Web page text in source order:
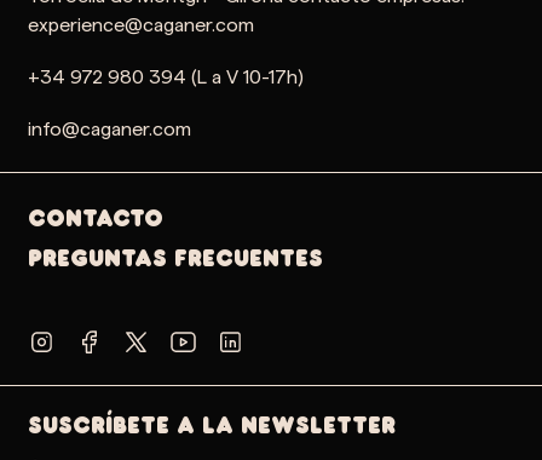
experience@caganer.com
+34 972 980 394 (L a V 10-17h)
info@caganer.com
Contacto
PREGUNTAS FRECUENTES
SUSCRÍBETE A LA NEWSLETTER